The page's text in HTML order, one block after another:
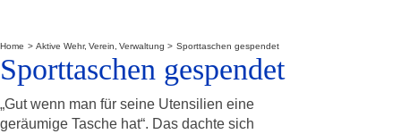
Home Aktive Wehr Verein Verwaltung Sporttaschen gespendet
Sporttaschen gespendet
„Gut wenn man für seine Utensilien eine
geräumige Tasche hat“. Das dachte sich